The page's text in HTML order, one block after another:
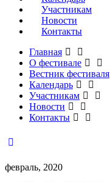
Участникам
Новости
Контакты
Главная
О фестивале
Вестник фестиваля
Календарь
Участникам
Новости
Контакты
февраль, 2020